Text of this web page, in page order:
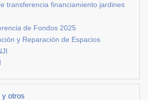
transferencia financiamiento jardines
de Fondos 2025
y Reparación de Espacios
y otros